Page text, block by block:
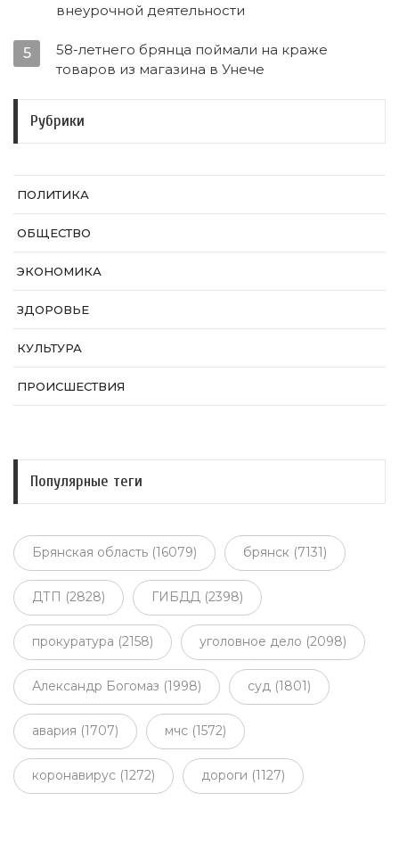
внеурочной деятельности
5
58-летнего брянца поймали на краже
товаров из магазина в Унече
Рубрики
ПОЛИТИКА
ОБЩЕСТВО
ЭКОНОМИКА
ЗДОРОВЬЕ
КУЛЬТУРА
ПРОИСШЕСТВИЯ
Популярные теги
Брянская область (16079) брянск (7131)
ДТП (2828) ГИБДД (2398)
прокуратура (2158) уголовное дело (2098)
Александр Богомаз (1998) суд (1801)
авария (1707) мчс (1572)
коронавирус (1272) дороги (1127)